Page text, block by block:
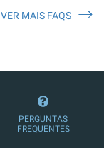
VER MAIS FAQS
PERGUNTAS
FREQUENTES